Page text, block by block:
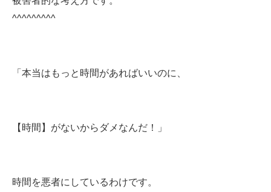
^^^^^^^^^
「本当はもっと時間があればいいのに、
【時間】がないからダメなんだ！」
時間を悪者にしているわけです。